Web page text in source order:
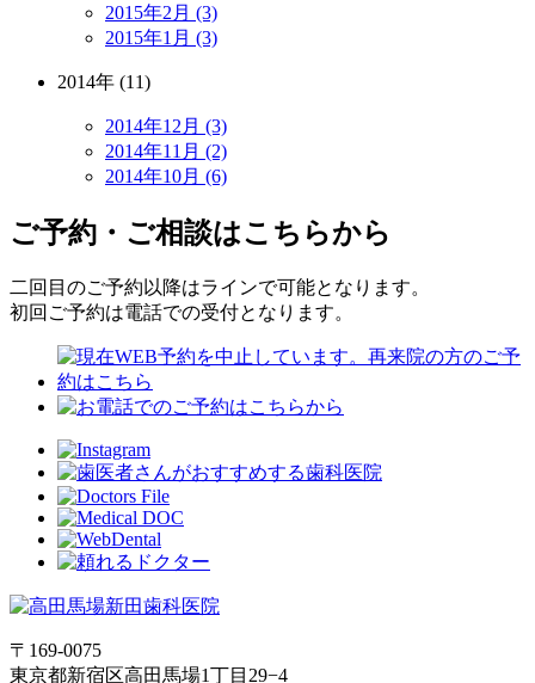
2015年2月 (3)
2015年1月 (3)
2014年 (11)
2014年12月 (3)
2014年11月 (2)
2014年10月 (6)
ご予約・ご相談はこちらから
二回目のご予約以降はラインで可能となります。
初回ご予約は電話での受付となります。
〒169-0075
東京都新宿区高田馬場1丁目29−4